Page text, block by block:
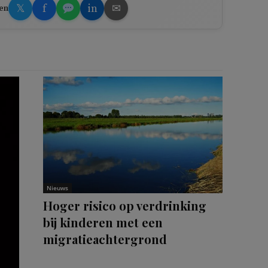
𝕏 f in ✉
Nieuws
Hoger risico op verdrinking
bij kinderen met een
migratieachtergrond